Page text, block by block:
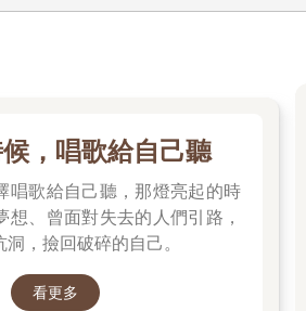
，唱歌給自己聽
唱歌給自己聽，那燈亮起的時
想、曾面對失去的人們引路，
，撿回破碎的自己。
看更多